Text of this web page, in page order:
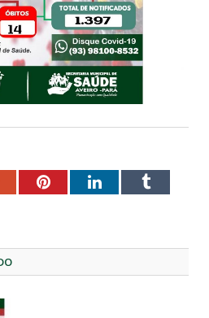
PinterestLinkedInTumblr